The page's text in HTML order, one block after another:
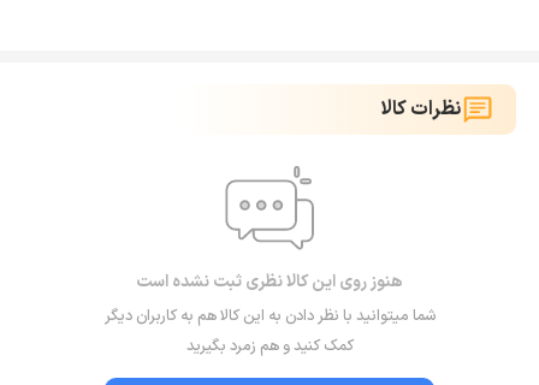
نظرات کالا
هنوز روی این کالا نظری ثبت نشده است
شما میتوانید با نظر دادن به این کالا هم به کاربران دیگر
کمک کنید و هم زمرد بگیرید